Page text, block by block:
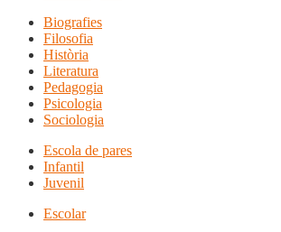
Biografies
Filosofia
Història
Literatura
Pedagogia
Psicologia
Sociologia
Escola de pares
Infantil
Juvenil
Escolar